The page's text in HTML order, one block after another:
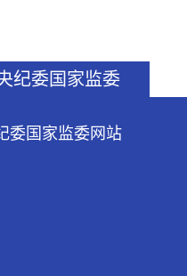
纪委国家监委
委国家监委网站